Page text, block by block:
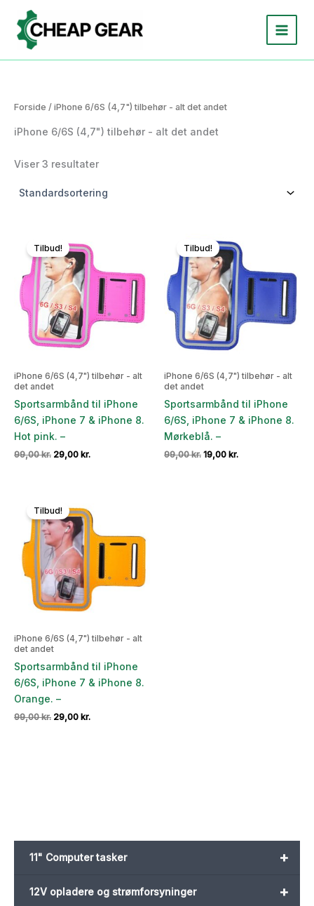
indholdet
+
11" Computer tasker
+
12V opladere og strømforsyninger
Forside / iPhone 6/6S (4,7") tilbehør - alt det andet
iPhone 6/6S (4,7") tilbehør - alt det andet
Viser 3 resultater
Tilbud!
iPhone 6/6S (4,7") tilbehør - alt
det andet
Sportsarmbånd til iPhone
6/6S, iPhone 7 & iPhone 8.
Hot pink. –
99,00kr. Den
29,00 kr.Den
Tilbud!
iPhone 6/6S (4,7") tilbehør - alt
det andet
Sportsarmbånd til iPhone
6/6S, iPhone 7 & iPhone 8.
Mørkeblå. –
99,00kr. Den
19,00 kr.Den
Tilbud!
iPhone 6/6S (4,7") tilbehør - alt
det andet
Sportsarmbånd til iPhone
6/6S, iPhone 7 & iPhone 8.
Orange. –
99,00kr. Den
29,00 kr.Den